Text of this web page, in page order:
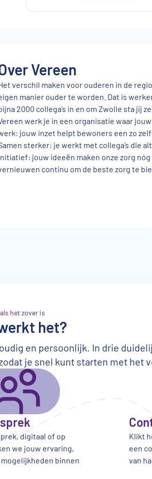
Vereen
verschil maken voor ouderen in de
manier ouder te worden. Dat is
2000 collega’s in en om Zwolle sta jij
werk je in een organisatie waar
jouw inzet helpt bewoners een zo
sterker: je werkt met collega’s die
jouw ideeën maken onze zorg
continu om de beste zorg te
het zover is
het?
en persoonlijk. In drie
je snel kunt starten met het
digitaal of op
we jouw ervaring,
binnen
Klikt
een
van